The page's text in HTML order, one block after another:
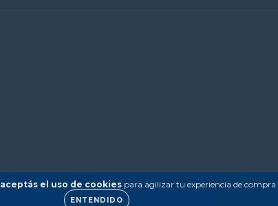
aceptás el uso de cookies para agilizar tu experiencia de compra.
ENTENDIDO